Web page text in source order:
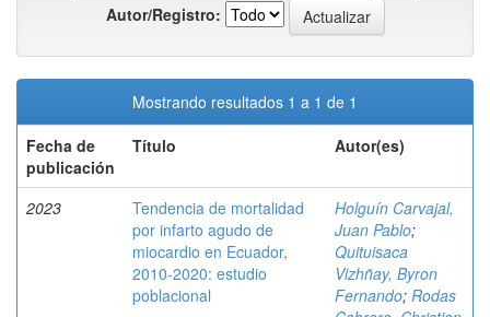
Autor/Registro:
Mostrando resultados 1 a 1 de 1
Fecha de
publicación
Título Autor(es)
2023
Tendencia de mortalidad
por infarto agudo de
miocardio en Ecuador,
2010-2020: estudio
poblacional
Holguín Carvajal,
Juan Pablo;
Quituisaca
Vizhñay, Byron
Fernando; Rodas